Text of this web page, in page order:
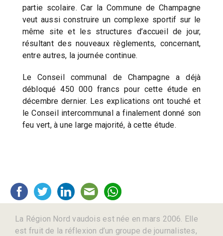
partie scolaire. Car la Commune de Champagne
veut aussi construire un complexe sportif sur le
même site et les structures d’accueil de jour,
résultant des nouveaux règlements, concernant,
entre autres, la journée continue.
Le Conseil communal de Champagne a déjà
débloqué 450 000 francs pour cette étude en
décembre dernier. Les explications ont touché et
le Conseil intercommunal a finalement donné son
feu vert, à une large majorité, à cette étude.
La Région Nord vaudois est née en mars 2006. Elle
est fruit de la réflexion d’un groupe de journalistes,